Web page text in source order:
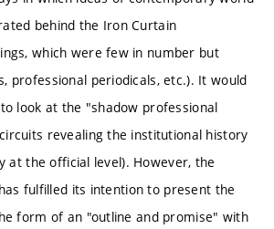
behind the Iron Curtain
which were few in number but
professional periodicals, etc.). It would
look at the "shadow professional
revealing the institutional history
at the official level). However, the
fulfilled its intention to present the
form of an "outline and promise" with